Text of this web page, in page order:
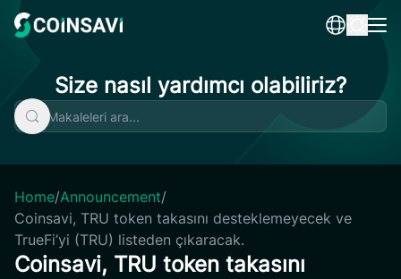
content
Size nasıl yardımcı olabiliriz?
Home/Announcement/
Coinsavi, TRU token takasını desteklemeyecek ve
TrueFi’yi (TRU) listeden çıkaracak.
Coinsavi, TRU token takasını